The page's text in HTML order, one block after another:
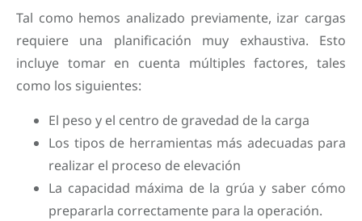
Tal como hemos analizado previamente, izar cargas
requiere una planificación muy exhaustiva. Esto
incluye tomar en cuenta múltiples factores, tales
como los siguientes:
El peso y el centro de gravedad de la carga
Los tipos de herramientas más adecuadas para
realizar el proceso de elevación
La capacidad máxima de la grúa y saber cómo
prepararla correctamente para la operación.